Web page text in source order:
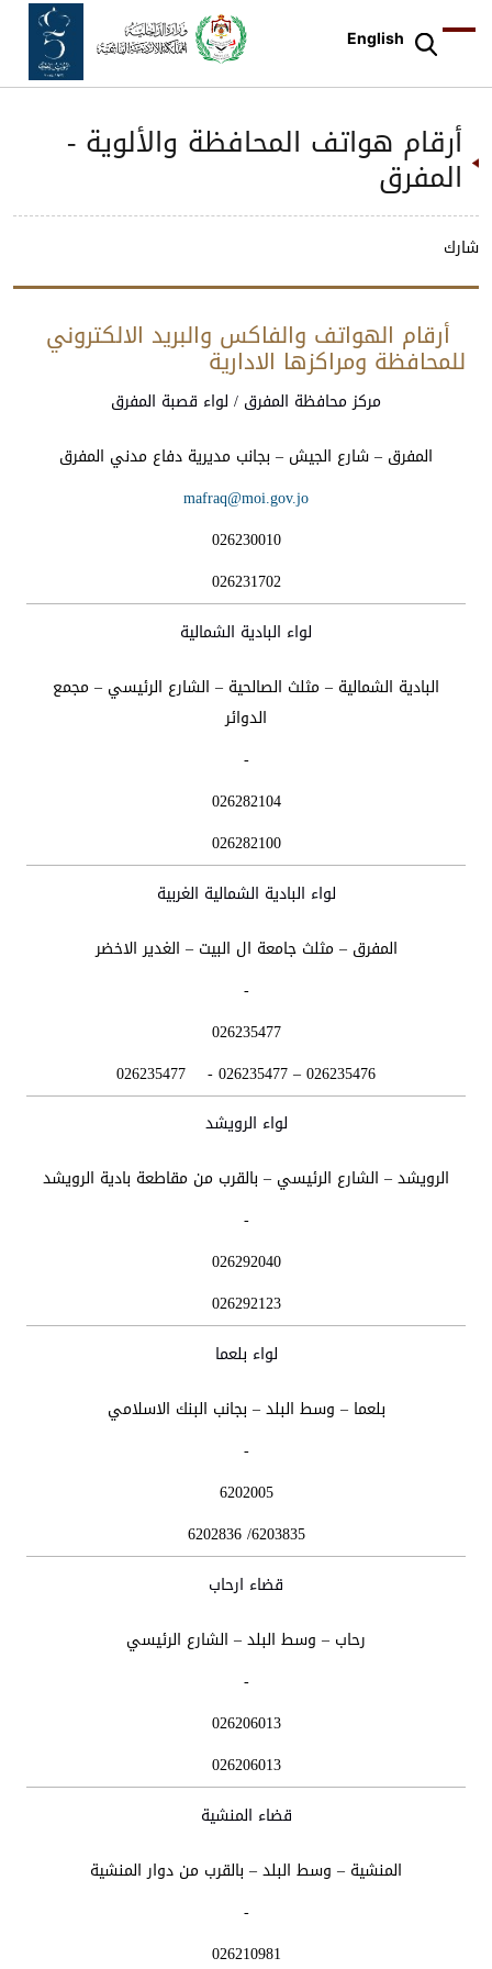
English
أرقام هواتف المحافظة والألوية -
المفرق
شارك
أرقام الهواتف والفاكس والبريد الالكتروني
للمحافظة ومراكزها الادارية
العنوان
البريد
رقم
رقم
مركز محافظة المفرق / لواء قصبة المفرق
المفرق – شارع الجيش – بجانب مديرية دفاع مدني المفرق
mafraq@moi.gov.jo
026230010
026231702
لواء البادية الشمالية
البادية الشمالية – مثلث الصالحية – الشارع الرئيسي – مجمع
الدوائر
-
026282104
026282100
لواء البادية الشمالية الغربية
المفرق – مثلث جامعة ال البيت – الغدير الاخضر
-
026235477
026235476 – 026235477 - 026235477
لواء الرويشد
الرويشد – الشارع الرئيسي – بالقرب من مقاطعة بادية الرويشد
-
026292040
026292123
لواء بلعما
بلعما – وسط البلد – بجانب البنك الاسلامي
-
6202005
6203835/ 6202836
قضاء ارحاب
رحاب – وسط البلد – الشارع الرئيسي
-
026206013
026206013
قضاء المنشية
المنشية – وسط البلد – بالقرب من دوار المنشية
-
026210981